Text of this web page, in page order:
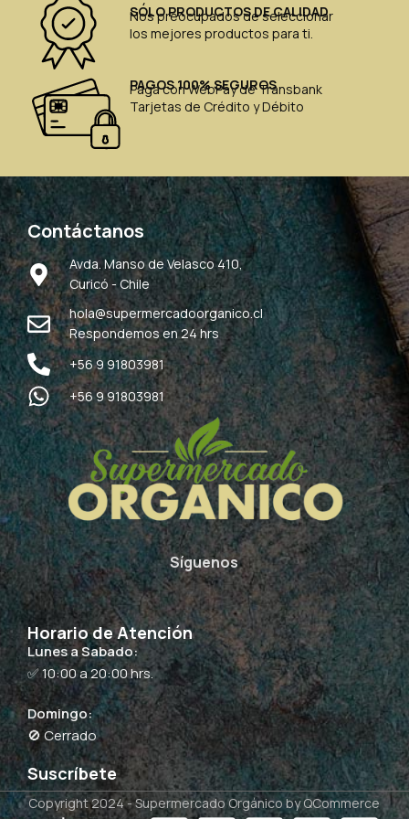
SÓLO PRODUCTOS DE CALIDAD
Nos preocupados de seleccionar
los mejores productos para ti.
PAGOS 100% SEGUROS
Paga con WebPay de Transbank
Tarjetas de Crédito y Débito
Contáctanos
Avda. Manso de Velasco 410,
Curicó - Chile
hola@supermercadoorganico.cl
Respondemos en 24 hrs
+56 9 91803981
+56 9 91803981
Síguenos
Horario de Atención
Lunes a Sabado:
✅ 10:00 a 20:00 hrs.
Domingo:
🚫 Cerrado
Suscríbete
Copyright 2024 -Supermercado Orgánico by QCommerce